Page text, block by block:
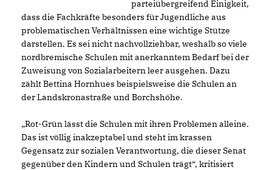
parteiübergreifend Einigkeit,
dass die Fachkräfte besonders für Jugendliche aus
problematischen Verhältnissen eine wichtige Stütze
darstellen. Es sei nicht nachvollziehbar, weshalb so viele
nordbremische Schulen mit anerkanntem Bedarf bei der
Zuweisung von Sozialarbeitern leer ausgehen. Dazu
zählt Bettina Hornhues beispielsweise die Schulen an
der Landskronastraße und Borchshöhe.
Rot-Grün lässt die Schulen mit ihren Problemen alleine.
Das ist völlig inakzeptabel und steht im krassen
Gegensatz zur sozialen Verantwortung, die dieser Senat
gegenüber den Kindern und Schulen trägt“, kritisiert